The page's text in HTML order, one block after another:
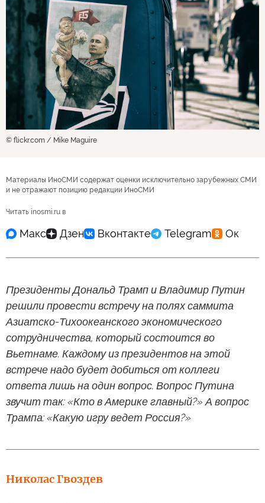
© flickr.com / Mike Maguire
Материалы ИноСМИ содержат оценки исключительно зарубежных СМИ
и не отражают позицию редакции ИноСМИ
Читать inosmi.ru в
Президенты Дональд Трамп и Владимир Путин
решили провести встречу на полях саммита
Азиатско-Тихоокеанского экономического
сотрудничества, который состоится во
Вьетнаме. Каждому из президентов на этой
встрече надо будет добиться от коллеги
ответа лишь на один вопрос. Вопрос Путина
звучит так: «Кто в Америке главный?» А вопрос
Трампа: «Какую игру ведет Россия?»
Николас Гвоздев